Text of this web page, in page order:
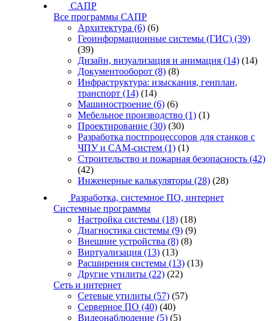
САПР
Все программы САПР
Архитектура (6) (6)
Геоинформационные системы (ГИС) (39)
(39)
Дизайн, визуализация и анимация (14) (14)
Документооборот (8) (8)
Инфраструктура: изыскания, генплан,
транспорт (14) (14)
Машиностроение (6) (6)
Мебельное производство (1) (1)
Проектирование (30) (30)
Разработка постпроцессоров для станков с
ЧПУ и CAM-систем (1) (1)
Строительство и пожарная безопасность (42)
(42)
Инженерные калькуляторы (28) (28)
Разработка, системное ПО, интернет
Системные программы
Настройка системы (18) (18)
Диагностика системы (9) (9)
Внешние устройства (8) (8)
Виртуализация (13) (13)
Расширения системы (13) (13)
Другие утилиты (22) (22)
Сеть и интернет
Сетевые утилиты (57) (57)
Серверное ПО (40) (40)
Видеонаблюдение (5) (5)